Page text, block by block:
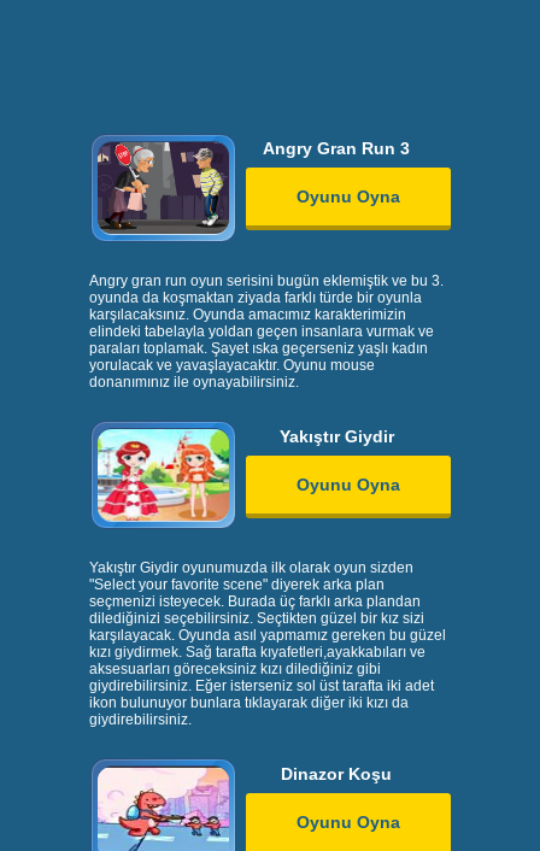
Angry Gran Run 3
Oyunu Oyna
Angry gran run oyun serisini bugün eklemiştik ve bu 3.
oyunda da koşmaktan ziyada farklı türde bir oyunla
karşılacaksınız. Oyunda amacımız karakterimizin
elindeki tabelayla yoldan geçen insanlara vurmak ve
paraları toplamak. Şayet ıska geçerseniz yaşlı kadın
yorulacak ve yavaşlayacaktır. Oyunu mouse
donanımınız ile oynayabilirsiniz.
Yakıştır Giydir
Oyunu Oyna
Yakıştır Giydir oyunumuzda ilk olarak oyun sizden
"Select your favorite scene" diyerek arka plan
seçmenizi isteyecek. Burada üç farklı arka plandan
dilediğinizi seçebilirsiniz. Seçtikten güzel bir kız sizi
karşılayacak. Oyunda asıl yapmamız gereken bu güzel
kızı giydirmek. Sağ tarafta kıyafetleri,ayakkabıları ve
aksesuarları göreceksiniz kızı dilediğiniz gibi
giydirebilirsiniz. Eğer isterseniz sol üst tarafta iki adet
ikon bulunuyor bunlara tıklayarak diğer iki kızı da
giydirebilirsiniz.
Dinazor Koşu
Oyunu Oyna